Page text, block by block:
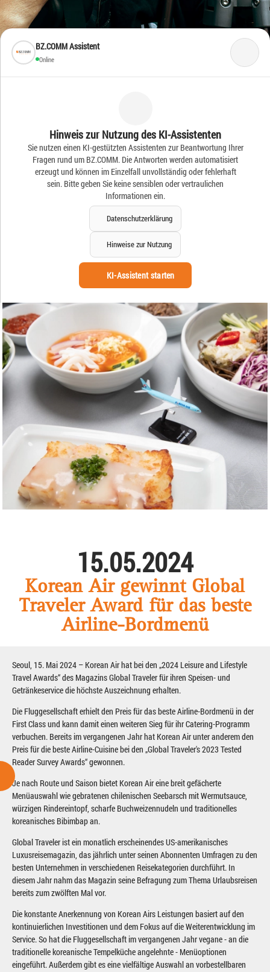
BZ.COMM Assistent
Online
Hinweis zur Nutzung des KI-Assistenten
Sie nutzen einen KI-gestützten Assistenten zur Beantwortung Ihrer
Fragen rund um BZ.COMM. Die Antworten werden automatisiert
erzeugt und können im Einzelfall unvollständig oder fehlerhaft
sein. Bitte geben Sie keine sensiblen oder vertraulichen
Informationen ein.
Datenschutzerklärung
Hinweise zur Nutzung
KI-Assistent starten
Frische Ideen – Frische
News
15.05.2024
Korean Air gewinnt Global
Traveler Award für das beste
Airline-Bordmenü
Seoul, 15. Mai 2024 – Korean Air hat bei den „2024 Leisure and Lifestyle
Travel Awards“ des Magazins Global Traveler für ihren Speisen- und
Getränkeservice die höchste Auszeichnung erhalten.
Die Fluggesellschaft erhielt den Preis für das beste Airline-Bordmenü in der
First Class und kann damit einen weiteren Sieg für ihr Catering-Programm
verbuchen. Bereits im vergangenen Jahr hat Korean Air unter anderem den
Preis für die beste Airline-Cuisine bei den „Global Traveler's 2023 Tested
Reader Survey Awards“ gewonnen.
Je nach Route und Saison bietet Korean Air eine breit gefächerte
Menüauswahl wie gebratenen chilenischen Seebarsch mit Wermutsauce,
würzigen Rindereintopf, scharfe Buchweizennudeln und traditionelles
koreanisches Bibimbap an.
Global Traveler ist ein monatlich erscheinendes US-amerikanisches
Luxusreisemagazin, das jährlich unter seinen Abonnenten Umfragen zu den
besten Unternehmen in verschiedenen Reisekategorien durchführt. In
diesem Jahr nahm das Magazin seine Befragung zum Thema Urlaubsreisen
bereits zum zwölften Mal vor.
Die konstante Anerkennung von Korean Airs Leistungen basiert auf den
kontinuierlichen Investitionen und dem Fokus auf die Weiterentwicklung im
Service. So hat die Fluggesellschaft im vergangenen Jahr vegane - an die
traditionelle koreanische Tempelküche angelehnte - Menüoptionen
eingeführt. Außerdem gibt es eine vielfältige Auswahl an vorbestellbaren